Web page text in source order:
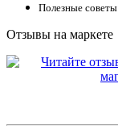
Полезные советы
Отзывы на маркете